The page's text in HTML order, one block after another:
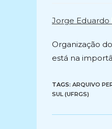
Jorge Eduardo
Organização
está na
TAGS: ARQUIVO
SUL (UFRGS)